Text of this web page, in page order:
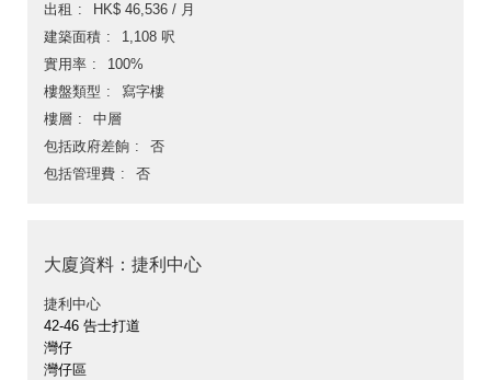
出租
HK$ 46,536 / 月
建築面積
1,108 呎
實用率
100%
樓盤類型
寫字樓
樓層
中層
包括政府差餉
否
包括管理費
否
大廈資料：捷利中心
捷利中心
42-46 告士打道
灣仔
灣仔區